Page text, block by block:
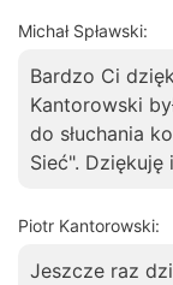
Michał Spławski:
Bardzo Ci
Kantorowski
do słuchania
Sieć".
Piotr Kantorowski:
Jeszcze raz